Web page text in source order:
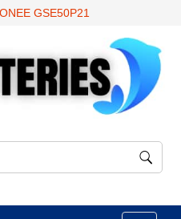
GSE50P21